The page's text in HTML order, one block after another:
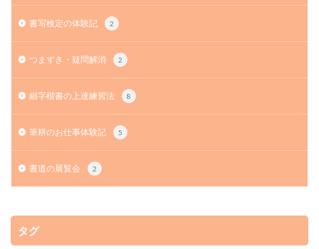
書写検定の体験記 2
つまずき・疑問解消 2
細字楷書の上達練習法 8
筆耕のお仕事体験記 5
書道の展覧会 2
タグ